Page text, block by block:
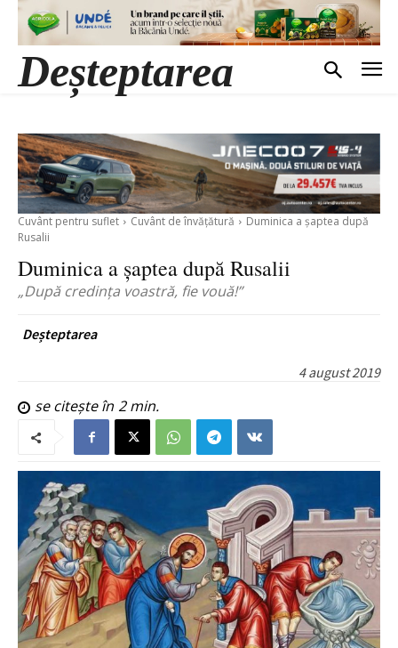
Deșteptarea
Cuvânt pentru suflet Cuvânt de învățătură
Duminica a şaptea după
Rusalii
Duminica a şaptea după Rusalii
„După credinţa voastră, fie vouă!”
Deșteptarea
4 august 2019
se citește în 2min.